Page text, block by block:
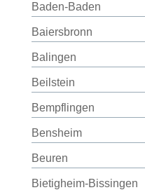
Baden-Baden
Baiersbronn
Balingen
Beilstein
Bempflingen
Bensheim
Beuren
Bietigheim-Bissingen